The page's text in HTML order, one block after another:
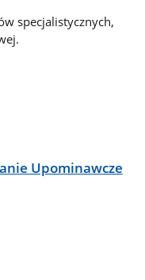
specjalistycznych,
Upominawcze